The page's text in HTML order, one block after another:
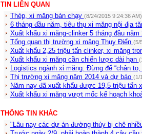
TIN LIÊN QUAN
Thép, xi măng bán chạy (8/24/2015 9:24:36 AM)
6 tháng đầu năm, tiêu thụ xi măng nội địa
Xuất khẩu xi măng-clinker 5 tháng đầu
Tổng quan thị trường xi măng Thụy Điển (5/
Xuất khẩu 2,25 triệu tấn clinker, xi măng
Xuất khẩu xi măng cần chiến lược dài hạn
Logistics ngành xi măng: Đừng để “chân
Thị trường xi măng năm 2014 và dự báo (1/
Năm nay đã xuất khẩu được 19,5 triệu tấn
Xuất khẩu xi măng vượt mốc kế hoạch
THÔNG TIN KHÁC
"Lâu nay các dự án đường thủy bị chê